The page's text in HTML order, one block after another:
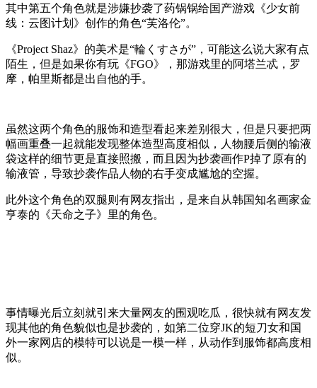
其中第五个角色就是涉嫌抄袭了药锅锅给国产游戏《少女前
线：云图计划》创作的角色“芙洛伦”。
《Project Shaz》的美术是“輪くすさが”，可能这么说大家有点
陌生，但是如果你有玩《FGO》，那游戏里的阿塔兰忒，罗
摩，帕里斯都是出自他的手。
虽然这两个角色的服饰和造型看起来差别很大，但是只要把两
幅画重叠一起就能发现整体造型高度相似，人物腰后侧的输液
袋这样的细节更是直接照搬，而且因为抄袭画作P掉了原有的
输液管，导致抄袭作品人物的右手变成尴尬的空握。
此外这个角色的双腿则有网友指出，是来自从韩国知名画家金
亨泰的《天命之子》里的角色。
事情曝光后立刻就引来大量网友的围观吃瓜，很快就有网友发
现其他的角色貌似也是抄袭的，如第二位穿JK的短刀女和国
外一家网店的模特可以说是一模一样，从动作到服饰都高度相
似。